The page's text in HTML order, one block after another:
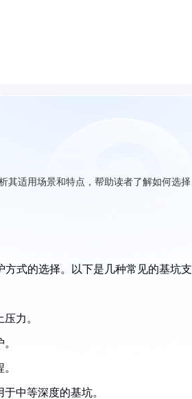
其适用场景和特点，帮助读者了解如何选择
式的选择。以下是几种常见的基坑支
力。
中等深度的基坑。